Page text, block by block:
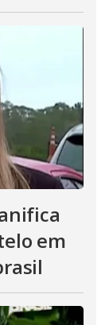
em